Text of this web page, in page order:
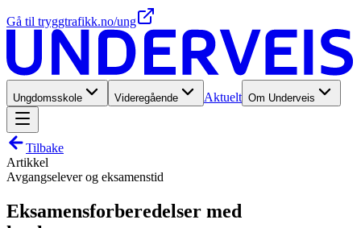
Gå til tryggtrafikk.no/ung
Ungdomsskole Videregående Aktuelt Om Underveis
Tilbake
Artikkel
Avgangselever og eksamenstid
Eksamensforberedelser med